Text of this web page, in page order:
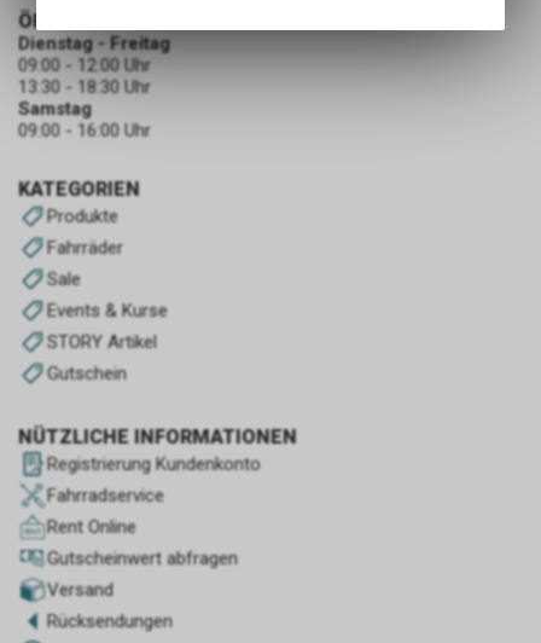
KATEGORIEN
Produkte
Fahrräder
Sale
Events & Kurse
STORY Artikel
Gutschein
NÜTZLICHE INFORMATIONEN
Registrierung Kundenkonto
Fahrradservice
Rent Online
Gutscheinwert abfragen
Versand
Rücksendungen
ÖFFNUNGSZEITEN
Dienstag - Freitag
09:00 - 12:00 Uhr
13:30 - 18:30 Uhr
Samstag
09:00 - 16:00 Uhr